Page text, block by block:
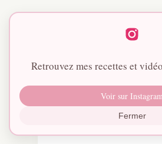
Retrouvez mes recettes et
Voir sur
Fermer